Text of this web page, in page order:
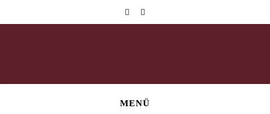
MENÜ